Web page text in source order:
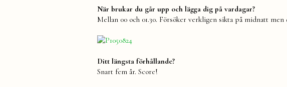
När brukar du går upp och lägga dig på vardagar?
Mellan 00 och 01.30. Försöker verkligen sikta på midnatt
Ditt längsta förhållande?
Snart fem år. Score!